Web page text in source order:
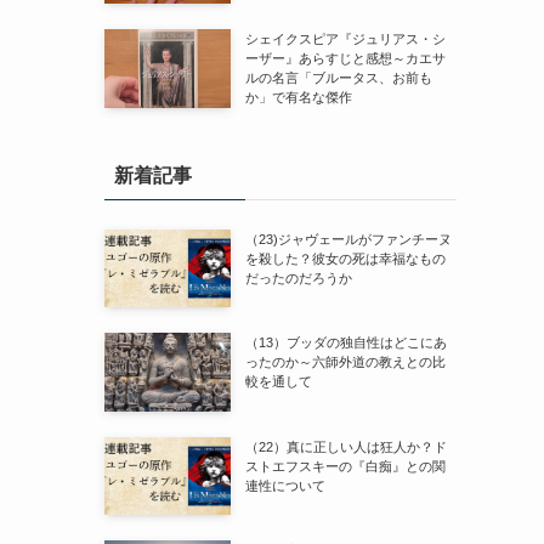
シェイクスピア『ジュリアス・シ
ーザー』あらすじと感想～カエサ
ルの名言「ブルータス、お前も
か」で有名な傑作
新着記事
（23)ジャヴェールがファンチーヌ
を殺した？彼女の死は幸福なもの
だったのだろうか
（13）ブッダの独自性はどこにあ
ったのか～六師外道の教えとの比
較を通して
（22）真に正しい人は狂人か？ド
ストエフスキーの『白痴』との関
連性について